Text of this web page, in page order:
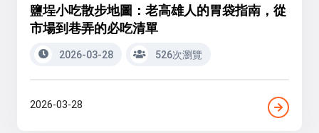
鹽埕小吃散步地圖：老高雄人的胃袋指南，從
市場到巷弄的必吃清單
2026-03-28 526次瀏覽
2026-03-28